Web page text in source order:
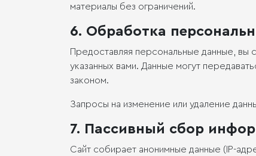
материалы без ограничений.
6. Обработка
Предоставляя персональные данные, вы
указанных вами. Данные могут
законом.
Запросы на изменение или удаление
7. Пассивный сбор
Сайт собирает анонимные данные (IP-